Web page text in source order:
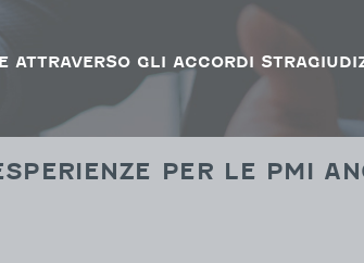
ATTRAVERSO GLI ACCORDI
PER LE PMI